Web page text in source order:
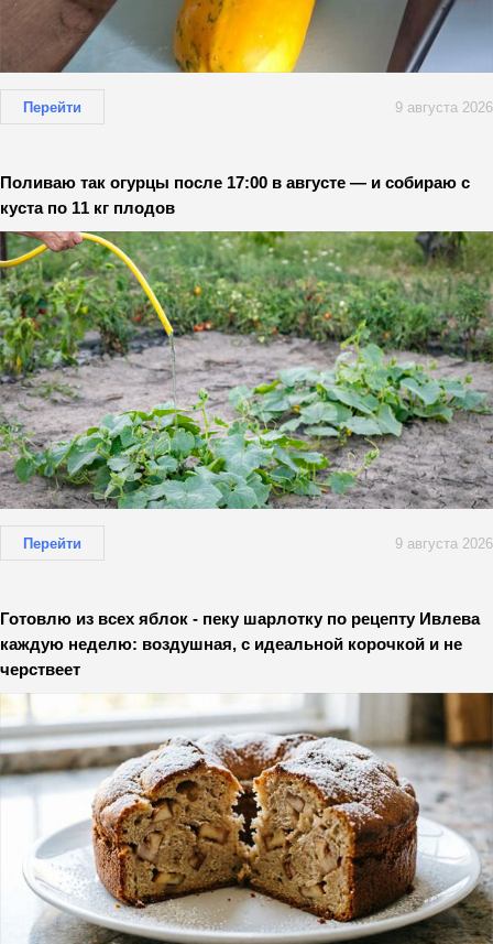
Перейти 9 августа 2026
Поливаю так огурцы после 17:00 в августе — и собираю с
куста по 11 кг плодов
Перейти 9 августа 2026
Готовлю из всех яблок - пеку шарлотку по рецепту Ивлева
каждую неделю: воздушная, с идеальной корочкой и не
черствеет